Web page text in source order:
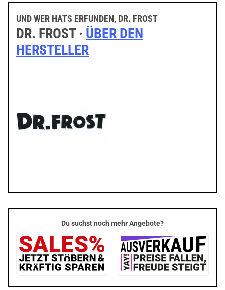
UND WER HATS ERFUNDEN, DR. FROST
DR. FROST · ÜBER DEN
HERSTELLER
Du suchst noch mehr Angebote?